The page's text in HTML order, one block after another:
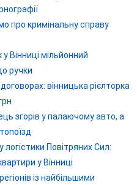
про кримінальну справу
Вінниці мільйонний
ручки
вінницька рієлторка
згорів у палаючому авто, а
Повітряних Сил:
у Вінниці
із найбільшими